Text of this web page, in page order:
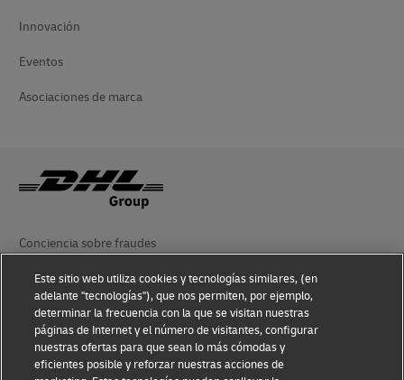
Innovación
Eventos
Asociaciones de marca
Conciencia sobre fraudes
Aviso Legal
Condiciones de Uso
Aviso de Privacidad
Este sitio web utiliza cookies y tecnologías similares, (en
adelante "tecnologías"), que nos permiten, por ejemplo,
determinar la frecuencia con la que se visitan nuestras
páginas de Internet y el número de visitantes, configurar
nuestras ofertas para que sean lo más cómodas y
eficientes posible y reforzar nuestras acciones de